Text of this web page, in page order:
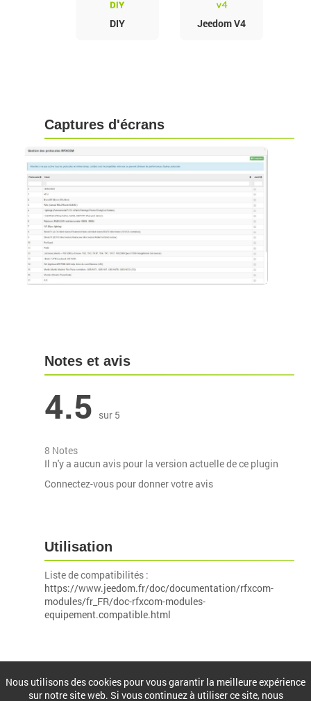
DIY Jeedom V4
Captures d'écrans
Notes et avis
4.5 sur 5
8 Notes
Il n'y a aucun avis pour la version actuelle de ce plugin
Connectez-vous pour donner votre avis
Utilisation
Liste de compatibilités :
https://www.jeedom.fr/doc/documentation/rfxcom-
modules/fr_FR/doc-rfxcom-modules-
equipement.compatible.html
Nous utilisons des cookies pour vous garantir la meilleure expérience
sur notre site web. Si vous continuez à utiliser ce site, nous